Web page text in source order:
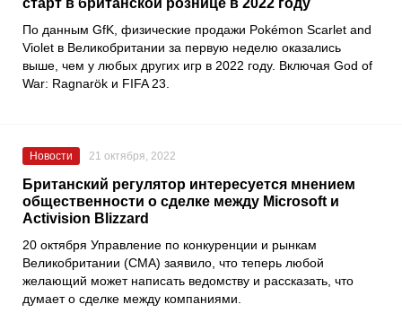
По данным GfK , физические продажи Pokémon Scarlet and
Violet в Великобритании за первую неделю оказались
выше, чем у любых других игр в 2022 году. Включая God of
War: Ragnarök и FIFA 23
Новости 21 октября, 2022
Британский регулятор интересуется мнением
общественности о сделке между Microsoft и
Activision Blizzard
20 октября Управление по конкуренции и рынкам
Великобритании (СМА) заявило, что теперь любой
желающий может написать ведомству и рассказать, что
думает о сделке между компаниями.